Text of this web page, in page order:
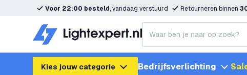
Voor 22:00 besteld, vandaag verstuurd Retourneren binnen
Kies jouw categorie Bedrijfsverlichting